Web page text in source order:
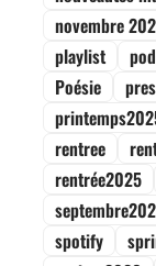
novembre
playlist
Poésie
rentree
rentrée2025
spotify